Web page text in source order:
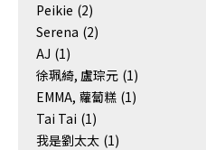
Peikie (2)
Serena (2)
AJ (1)
徐珮綺, 盧琮元 (1)
EMMA, 蘿蔔糕 (1)
Tai Tai (1)
我是劉太太 (1)